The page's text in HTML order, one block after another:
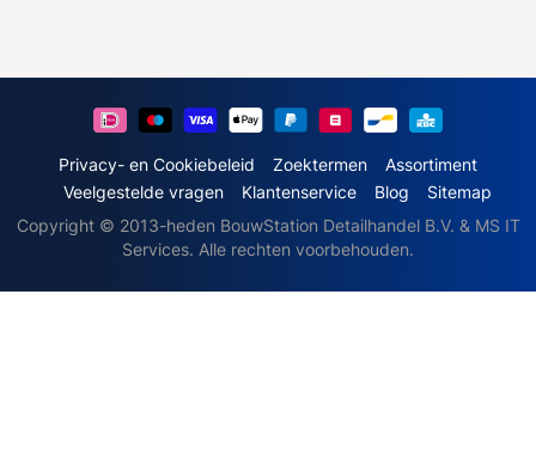
e
o
z
Privacy- en Cookiebeleid Zoektermen
Assortiment
Veelgestelde vragen
Klantenservice Blog
Sitemap
Copyright © 2013-heden BouwStation Detailhandel B.V. & MS IT
Services. Alle rechten voorbehouden.